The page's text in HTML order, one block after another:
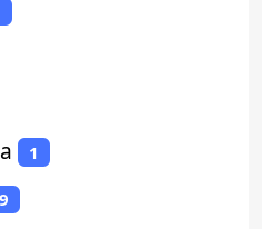
1
9